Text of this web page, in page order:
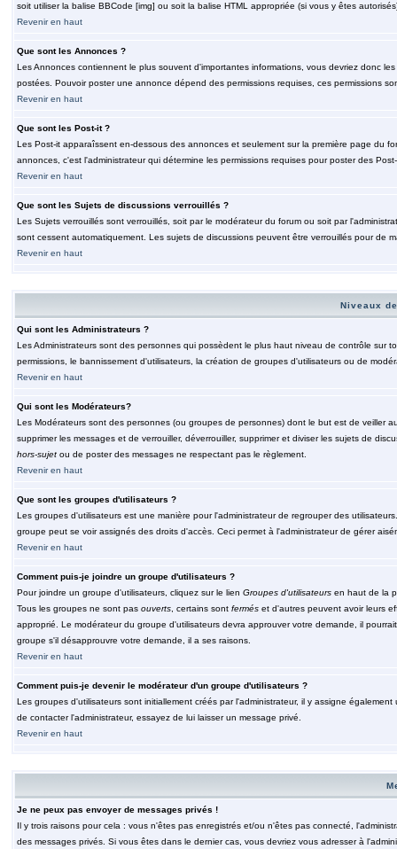
soit utiliser la balise BBCode [img] ou soit la balise HTML appropriée (si vous y êtes
Revenir en haut
Que sont les Annonces ?
Les Annonces contiennent le plus souvent d'importantes informations, vous devriez donc
postées. Pouvoir poster une annonce dépend des permissions requises, ces permissions
Revenir en haut
Que sont les Post-it ?
Les Post-it apparaîssent en-dessous des annonces et seulement sur la première page du
annonces, c'est l'administrateur qui détermine les permissions requises pour poster des
Revenir en haut
Que sont les Sujets de discussions verrouillés ?
Les Sujets verrouillés sont verrouillés, soit par le modérateur du forum ou soit par
sont cessent automatiquement. Les sujets de discussions peuvent être verrouillés pour de
Revenir en haut
Niveaux
Qui sont les Administrateurs ?
Les Administrateurs sont des personnes qui possèdent le plus haut niveau de contrôle sur
permissions, le bannissement d'utilisateurs, la création de groupes d'utilisateurs ou de
Revenir en haut
Qui sont les Modérateurs?
Les Modérateurs sont des personnes (ou groupes de personnes) dont le but est de veiller
supprimer les messages et de verrouiller, déverrouiller, supprimer et diviser les sujets de
hors-sujetou de poster des messages ne respectant pas le règlement.
Revenir en haut
Que sont les groupes d'utilisateurs ?
Les groupes d'utilisateurs est une manière pour l'administrateur de regrouper des
groupe peut se voir assignés des droits d'accès. Ceci permet à l'administrateur de gérer
Revenir en haut
Comment puis-je joindre un groupe d'utilisateurs ?
Pour joindre un groupe d'utilisateurs, cliquez sur le lien Groupes d'utilisateursen haut de la
Tous les groupes ne sont pas ouverts, certains sont ferméset d'autres peuvent avoir leurs
approprié. Le modérateur du groupe d'utilisateurs devra approuver votre demande, il
groupe s'il désapprouvre votre demande, il a ses raisons.
Revenir en haut
Comment puis-je devenir le modérateur d'un groupe d'utilisateurs ?
Les groupes d'utilisateurs sont initiallement créés par l'administrateur, il y assigne
de contacter l'administrateur, essayez de lui laisser un message privé.
Revenir en haut
Je ne peux pas envoyer de messages privés !
Il y trois raisons pour cela : vous n'êtes pas enregistrés et/ou n'êtes pas connecté,
des messages privés. Si vous êtes dans le dernier cas, vous devriez vous adresser à